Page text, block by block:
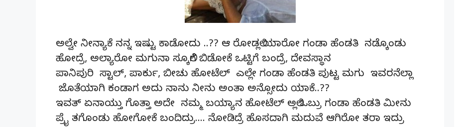
ಅಲ್ವೇ ನೀನ್ಯಾಕೆ ನನ್ನ ಇಷ್ಟು ಕಾಡೋದು ..?? ಆ ರೋಡಲ್ಲಿ ಯಾರೋ ಗಂಡಾ ಹೆಂಡತಿ ನಡ್ಕೊಂಡು
ಹೋದ್ರೆ, ಅಲ್ಯಾರೋ ಮಗುನಾ ಸ್ಕೂಲಿಗೆ ಬಿಡೋಕೆ ಒಟ್ಟಿಗೆ ಬಂದ್ರೆ, ದೇವಸ್ಥಾನ
ಪಾನಿಪುರಿ ಸ್ಟಾಲ್, ಪಾರ್ಕು, ಬೀಚು ಹೋಟೆಲ್ ಎಲ್ಲೇ ಗಂಡಾ ಹೆಂಡತಿ ಪುಟ್ಟ ಮಗು ಇವರನೆಲ್ಲಾ
ಜೊತೆಯಾಗಿ ಕಂಡಾಗ ಅದು ನಾನು ನೀನು ಅಂತಾ ಅನ್ಸೋದು ಯಾಕೆ..??
ಇವತ್ ಏನಾಯ್ತು ಗೊತ್ತಾ ಅದೇ ನಮ್ಮ ಬಯ್ಯಾನ ಹೋಟೆಲ್ ಅಲ್ಲಿ ಒಬ್ರು ಗಂಡಾ ಹೆಂಡತಿ ಮೀನು
ಪ್ರೈ ತಗೊಂಡು ಹೋಗೋಕೆ ಬಂದಿದ್ರು…. ನೋಡಿದ್ರೆ ಹೊಸದಾಗಿ ಮದುವೆ ಆಗಿರೋ ತರಾ ಇದ್ರು